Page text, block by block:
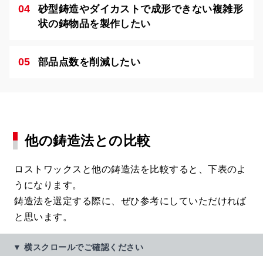
砂型鋳造やダイカストで成形できない複雑形
状の鋳物品を製作したい
部品点数を削減したい
他の鋳造法との比較
ロストワックスと他の鋳造法を比較すると、下表のよ
うになります。
鋳造法を選定する際に、ぜひ参考にしていただければ
と思います。
▼ 横スクロールでご確認ください